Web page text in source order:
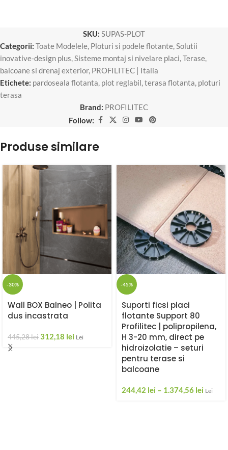
SKU: SUPAS-PLOT
Categorii: Toate Modelele, Ploturi si podele flotante,Solutii
inovative-design plus,Sisteme montaj si nivelare placi,Terase,
balcoane si drenaj exterior, PROFILITEC | Italia
Etichete: pardoseala flotanta, plot reglabil,terasa flotanta, ploturi
terasa
Brand: PROFILITEC
Follow:
Produse similare
-30%
Wall BOX Balneo | Polita
dus incastrata
445,28lei312,18 lei Lei
-45%
Suporti ficsi placi
flotante Support 80
Profilitec | polipropilena,
H 3-20 mm, direct pe
hidroizolatie – seturi
pentru terase si
balcoane
244,42 lei – 1.374,56 lei Lei